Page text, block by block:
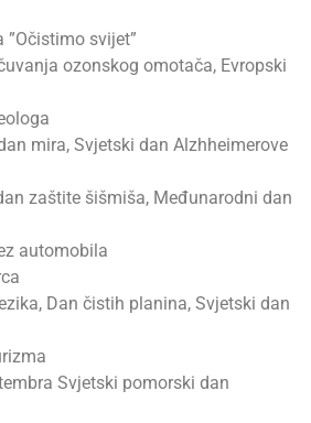
svijet”
ozonskog omotača, Evropski
mira, Svjetski dan Alzhheimerove
šišmiša, Međunarodni dan
automobila
Dan čistih planina, Svjetski dan
Svjetski pomorski dan